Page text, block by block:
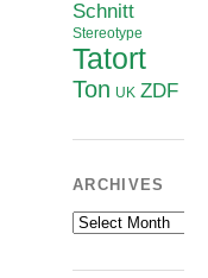
Schnitt
Stereotype
Tatort
Ton UK ZDF
ARCHIVES
Archives